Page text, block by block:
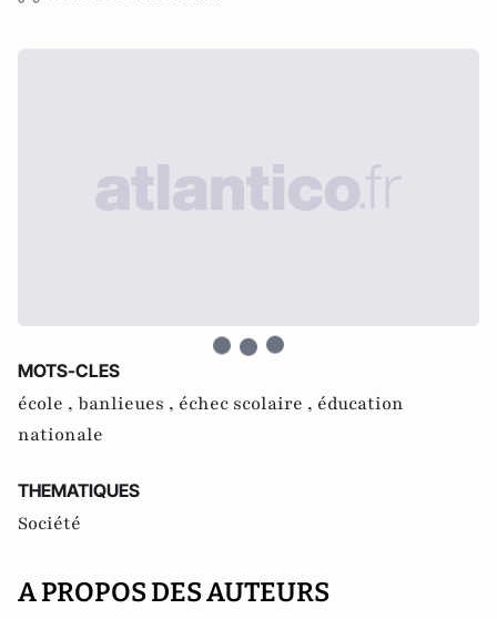
MOTS-CLES
école , banlieues , échec scolaire , éducation
nationale
THEMATIQUES
Société
A PROPOS DES AUTEURS